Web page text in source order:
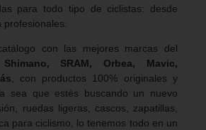
para todo tipo de ciclistas: desde
con las mejores marcas del
Shimano, SRAM, Orbea, Mavic,
, con productos 100% originales y
sea que estés buscando un nuevo
ruedas ligeras, cascos, zapatillas,
para ciclismo, lo tenemos todo en un